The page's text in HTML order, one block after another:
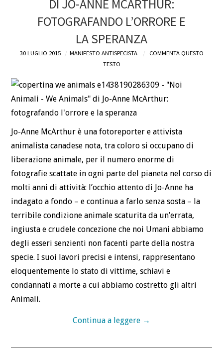
DEFINIZIONI
CONTATTI
DI JO-ANNE MCARTHUR:
FOTOGRAFANDO L’ORRORE E
LA SPERANZA
30 LUGLIO 2015 MANIFESTO ANTISPECISTA
COMMENTA QUESTO
TESTO
Jo-Anne McArthur è una fotoreporter e attivista
animalista canadese nota, tra coloro si occupano di
liberazione animale, per il numero enorme di
fotografie scattate in ogni parte del pianeta nel corso di
molti anni di attività: l’occhio attento di Jo-Anne ha
indagato a fondo – e continua a farlo senza sosta – la
terribile condizione animale scaturita da un’errata,
ingiusta e crudele concezione che noi Umani abbiamo
degli esseri senzienti non facenti parte della nostra
specie. I suoi lavori precisi e intensi, rappresentano
eloquentemente lo stato di vittime, schiavi e
condannati a morte a cui abbiamo costretto gli altri
Animali.
Continua a leggere →